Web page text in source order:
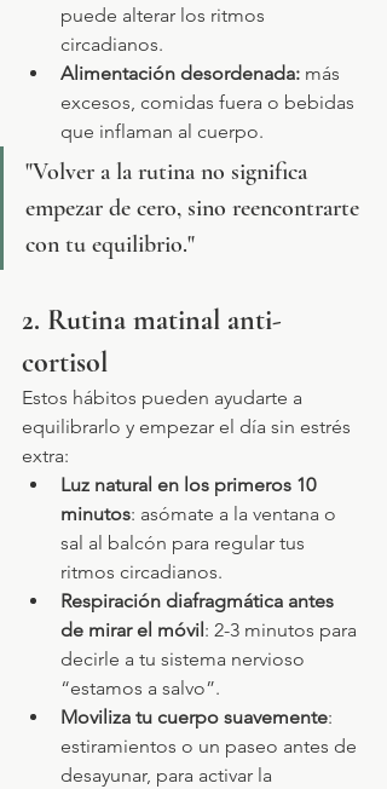
puede alterar los ritmos
circadianos.
Alimentación desordenada: más
excesos, comidas fuera o bebidas
que inflaman al cuerpo.
"Volver a la rutina no significa
empezar de cero, sino reencontrarte
con tu equilibrio."
2. Rutina matinal anti-
cortisol
Estos hábitos pueden ayudarte a
equilibrarlo y empezar el día sin estrés
extra:
Luz natural en los primeros 10
minutos: asómate a la ventana o
sal al balcón para regular tus
ritmos circadianos.
Respiración diafragmática antes
de mirar el móvil : 2-3 minutos para
decirle a tu sistema nervioso
“estamos a salvo”.
Moviliza tu cuerpo suavemente:
estiramientos o un paseo antes de
desayunar, para activar la